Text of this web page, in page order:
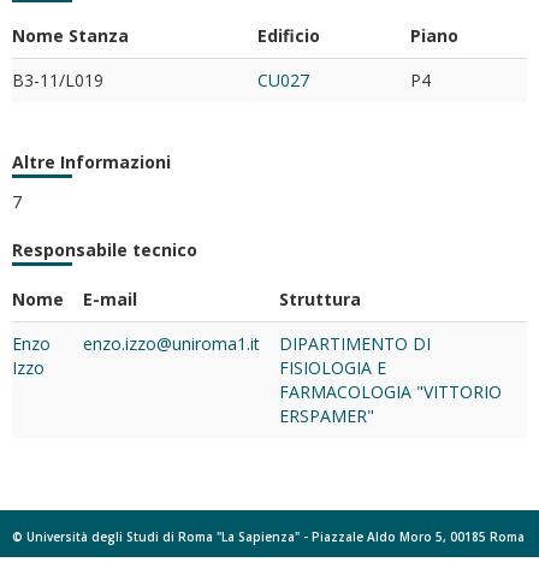
Nome Stanza Edificio
Piano
B3-11/L019
CU027 P4
Altre Informazioni
7
Responsabile tecnico
Nome E-mail
Struttura
Enzo
Izzo
enzo.izzo@uniroma1.it
DIPARTIMENTO DI
FISIOLOGIA E
FARMACOLOGIA "VITTORIO
ERSPAMER"
© Università degli Studi di Roma "La Sapienza" - Piazzale Aldo Moro 5, 00185 Roma